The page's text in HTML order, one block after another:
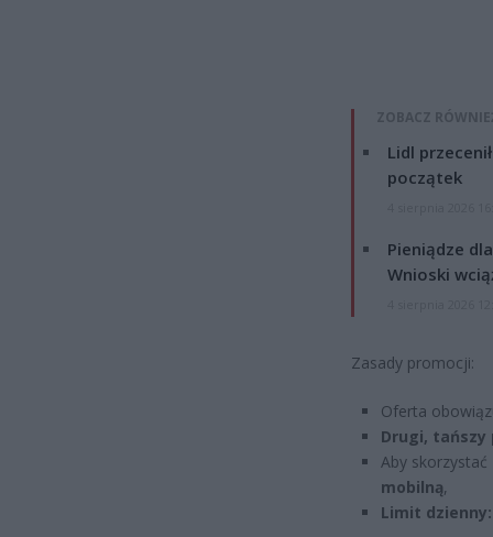
ZOBACZ
Lidl
początek
Pieniądze
Wnioski
Zasady promocji:
Oferta
Drugi, tańszy
Aby
mobilną,
Limit